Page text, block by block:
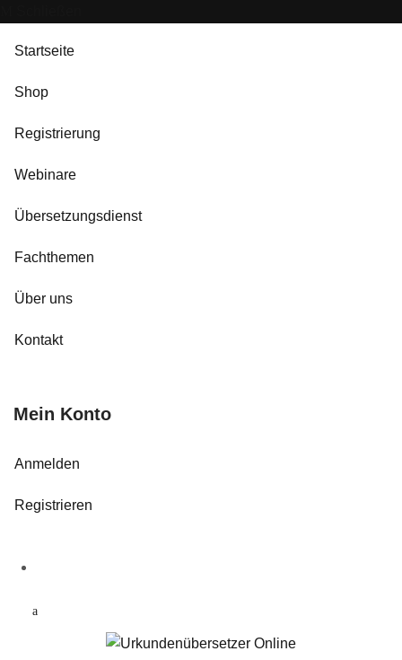
Startseite
Shop
Registrierung
Webinare
Übersetzungsdienst
Fachthemen
Über uns
Kontakt
Mein Konto
Anmelden
Registrieren